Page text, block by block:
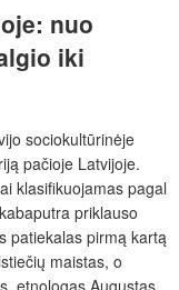
nuo
iki
sociokultūrinėje
pačioje Latvijoje.
klasifikuojamas pagal
priklauso
patiekalas pirmą kartą
maistas, o
etnologas Augustas